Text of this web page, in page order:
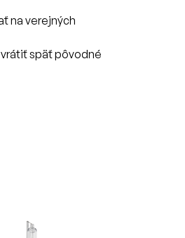
na verejných
späť pôvodné